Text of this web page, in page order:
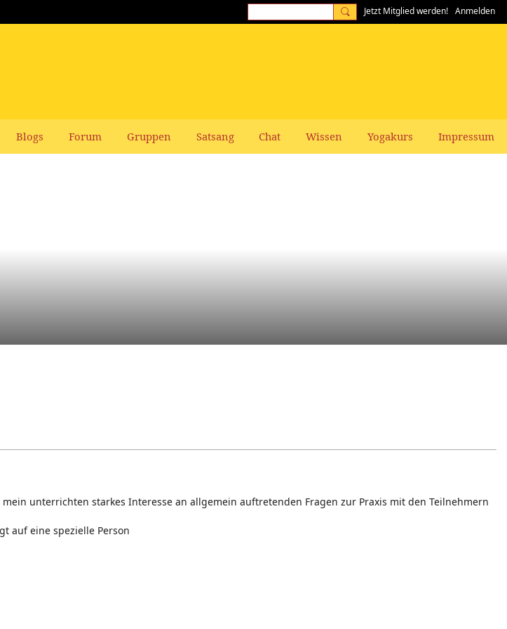
Jetzt Mitglied werden! Anmelden
Blogs Forum Gruppen Satsang Chat Wissen Yogakurs Impressum
unterrichten starkes Interesse an allgemein auftretenden Fragen zur Praxis mit den Teilnehmern
auf eine spezielle Person